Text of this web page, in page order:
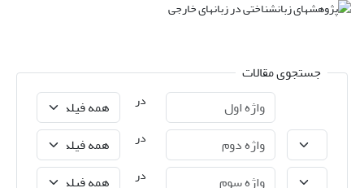
جستجوی مقالات
در
در
در